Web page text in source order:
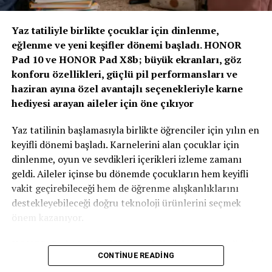
“Yapay Zeka ve Veri, Yeni Dönemin Belirleyicileri
Zirvenin dijitalleşme ve veri odaklı müşteri yönetimi
başlıklı oturumlarında, yapay zeka ve büyük verinin
sigortacılıkta karar alma süreçlerindeki etkisi ele alındı.
AXA Türkiye Satış, Kurumsal İletişim ve Sağlık
Başkanı Sanem Çıngay Buçukoğlu: “Önümüzdeki
daha anlamlı müşteri deneyimlerine dönüştürebilmek
olacak. Yapay zeka bize güçlü araçlar sunuyor; ancak
müşteri güvenini inşa eden temel değerler hâlâ şeffaflık,
tutarlılık ve uzun vadeli ilişki kurabilme becerisidir.
Teknolojinin sağladığı hız ve verimliliği, “Empati
Güvencesi” yaklaşımımızı da arkamıza alarak
Sigortacılığın tarihsel olarak her zaman veri odaklı bir
Yaz tatiliyle birlikte çocuklar için dinlenme,
eğlenme ve yeni keşifler dönemi başladı. HONOR
Pad 10 ve HONOR Pad X8b; büyük ekranları, göz
konforu özellikleri, güçlü pil performansları ve
haziran ayına özel avantajlı seçenekleriyle karne
hediyesi arayan aileler için öne çıkıyor
Yaz tatilinin başlamasıyla birlikte öğrenciler için yılın en
keyifli dönemi başladı. Karnelerini alan çocuklar için
dinlenme, oyun ve sevdikleri içerikleri izleme zamanı
geldi. Aileler içinse bu dönemde çocukların hem keyifli
vakit geçirebileceği hem de öğrenme alışkanlıklarını
destekleyebileceği doğru teknoloji ürünlerini seçmek
önem kazanıyor.
HONOR, Pad 10 ve Pad X8b modelleriyle karne hediyesi
arayan ailelere özel kampanyalarla güçlü tablet
CONTINUE READING